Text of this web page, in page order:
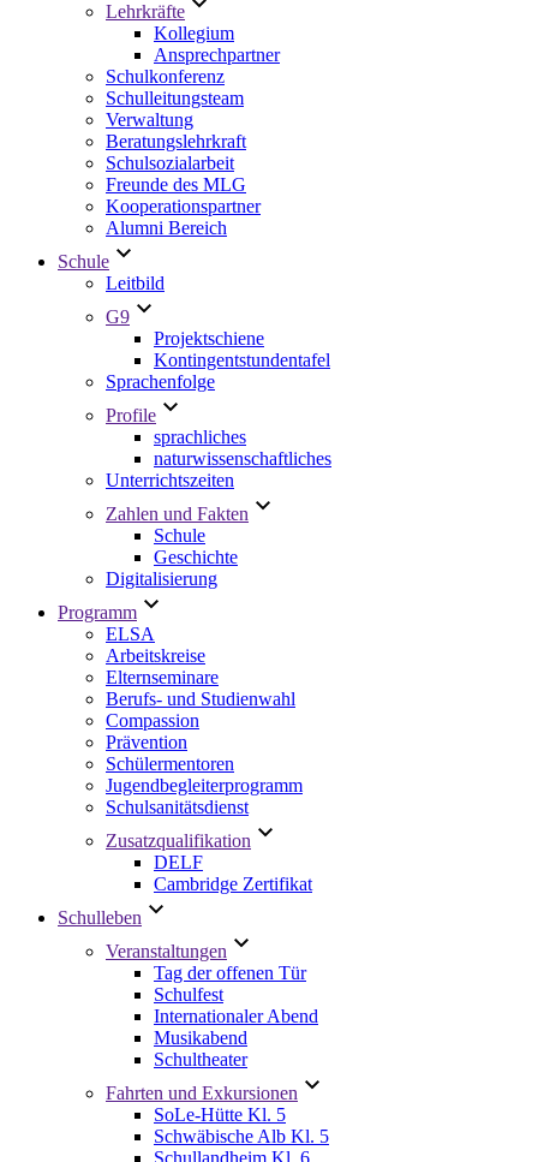
Lehrkräfte
Kollegium
Ansprechpartner
Schulkonferenz
Schulleitungsteam
Verwaltung
Beratungslehrkraft
Schulsozialarbeit
Freunde des MLG
Kooperationspartner
Alumni Bereich
Schule
Leitbild
G9
Projektschiene
Kontingentstundentafel
Sprachenfolge
Profile
sprachliches
naturwissenschaftliches
Unterrichtszeiten
Zahlen und Fakten
Schule
Geschichte
Digitalisierung
Programm
ELSA
Arbeitskreise
Elternseminare
Berufs- und Studienwahl
Compassion
Prävention
Schülermentoren
Jugendbegleiterprogramm
Schulsanitätsdienst
Zusatzqualifikation
DELF
Cambridge Zertifikat
Schulleben
Veranstaltungen
Tag der offenen Tür
Schulfest
Internationaler Abend
Musikabend
Schultheater
Fahrten und Exkursionen
SoLe-Hütte Kl. 5
Schwäbische Alb Kl. 5